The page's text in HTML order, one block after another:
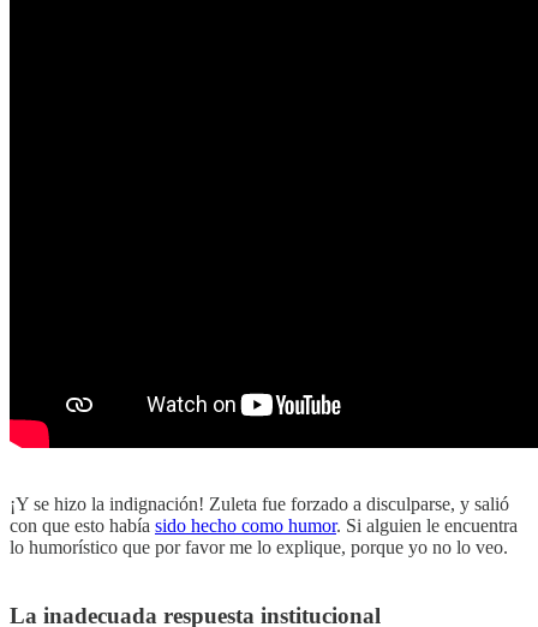
¡Y se hizo la indignación! Zuleta fue forzado a disculparse, y salió
con que esto había sido hecho como humor. Si alguien le encuentra
lo humorístico que por favor me lo explique, porque yo no lo veo.
La inadecuada respuesta institucional